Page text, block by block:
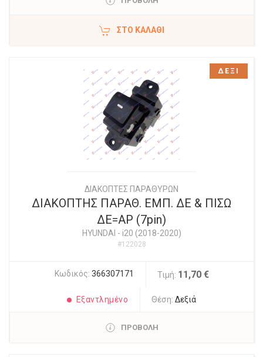
ΣΤΟ ΚΑΛΆΘΙ
ΔΙΑΚΟΠΤΕΣ ΠΑΡΑΘΥΡΩΝ
ΔΙΑΚΟΠΤΗΣ ΠΑΡΑΘ. ΕΜΠ. ΔΕ & ΠΙΣΩ
ΔΕ=ΑΡ (7pin)
HYUNDAI - i20 (2018-2020)
#122028
Κωδικός: 366307171 Τιμή: 11,70 €
Εξαντλημένο Θέση:Δεξιά
ΠΡΟΒΟΛΗ
ΔΕΞΙ